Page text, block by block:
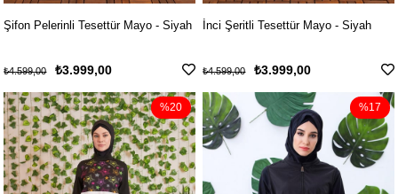
Şifon Pelerinli Tesettür Mayo - Siyah
₺3.999,00
₺4.599,00
İnci Şeritli Tesettür Mayo - Siyah
₺3.999,00
₺4.599,00
%20 %17